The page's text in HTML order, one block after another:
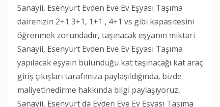
Sanayii, Esenyurt Evden Eve Ev Eşyası Taşıma
dairenizin 2+1 3+1, 1+1 , 4+1 vs gibi kapasitesini
öğrenmek zorundadır, taşınacak eşyanın miktari
Sanayii, Esenyurt Evden Eve Ev Eşyası Taşıma
yapılacak eşyaın bulunduğu kat taşınacağı kat araç
giriş çıkışları tarafımıza paylaşıldığında, bizde
maliyetlnedirme hakkında bilgi paylaşıyoruz,
Sanayii, Esenyurt da Evden Eve Ev Eşyası Taşıma